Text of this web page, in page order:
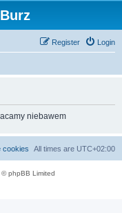
Login
Register
niebawem
All times are UTC+02:00
cookies
phpBB Limited